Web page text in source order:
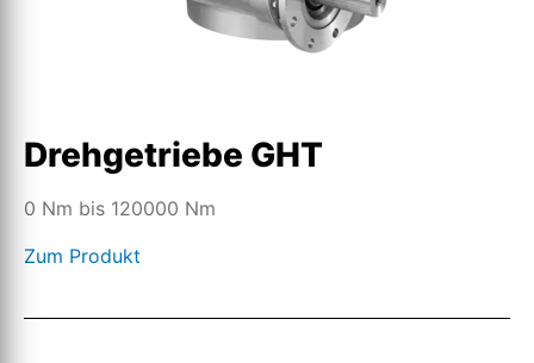
Drehgetriebe GHT
0 Nm bis 120000 Nm
Zum Produkt